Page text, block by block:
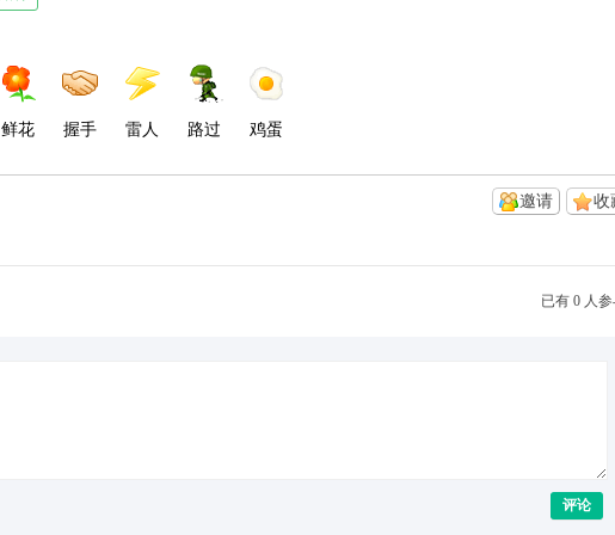
鲜花 握手 雷人 路过 鸡蛋
收
邀请
已有 0 人
评论